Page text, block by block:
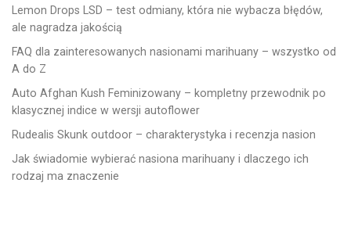
Lemon Drops LSD – test odmiany, która nie wybacza błędów,
ale nagradza jakością
FAQ dla zainteresowanych nasionami marihuany – wszystko od
A do Z
Auto Afghan Kush Feminizowany – kompletny przewodnik po
klasycznej indice w wersji autoflower
Rudealis Skunk outdoor – charakterystyka i recenzja nasion
Jak świadomie wybierać nasiona marihuany i dlaczego ich
rodzaj ma znaczenie